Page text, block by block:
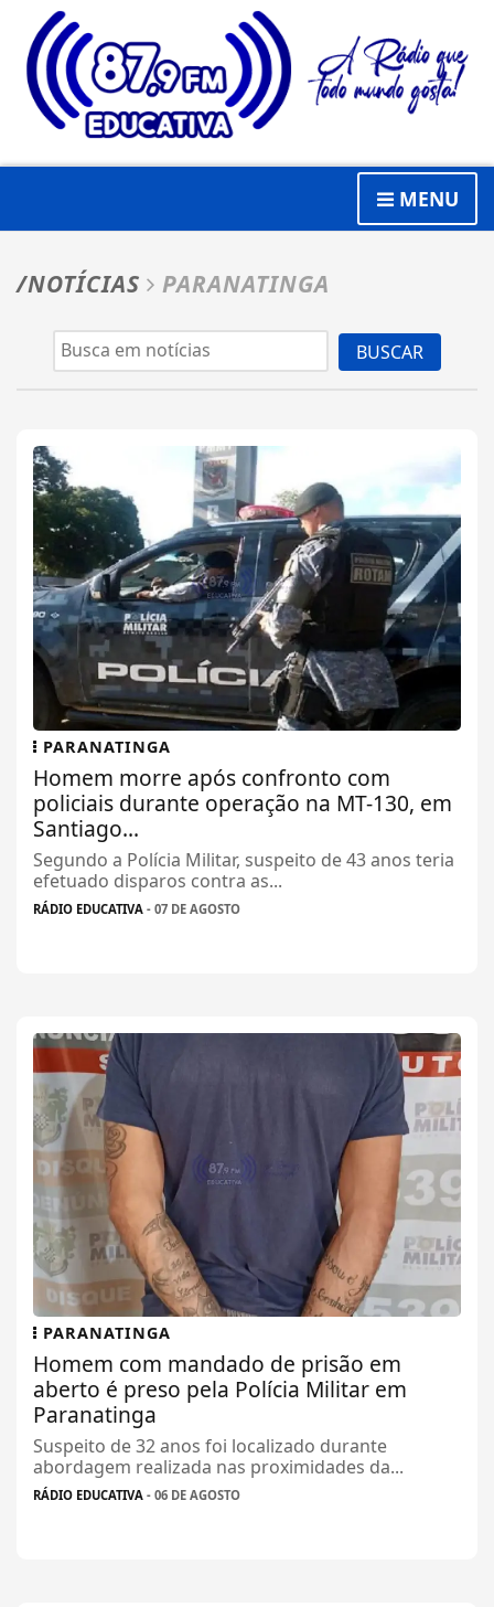
MENU
/NOTÍCIAS PARANATINGA
BUSCAR
PARANATINGA
Homem morre após confronto com
policiais durante operação na MT-130, em
Santiago...
Segundo a Polícia Militar, suspeito de 43 anos teria
efetuado disparos contra as...
RÁDIO EDUCATIVA - 07 DE AGOSTO
PARANATINGA
Homem com mandado de prisão em
aberto é preso pela Polícia Militar em
Paranatinga
Suspeito de 32 anos foi localizado durante
abordagem realizada nas proximidades da...
RÁDIO EDUCATIVA - 06 DE AGOSTO